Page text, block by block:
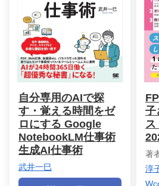
自分専用のAIで探
す・覚える時間をゼ
ロにする Google
NotebookLM仕事術
生成AI仕事術
武井一巳
子
著
淳